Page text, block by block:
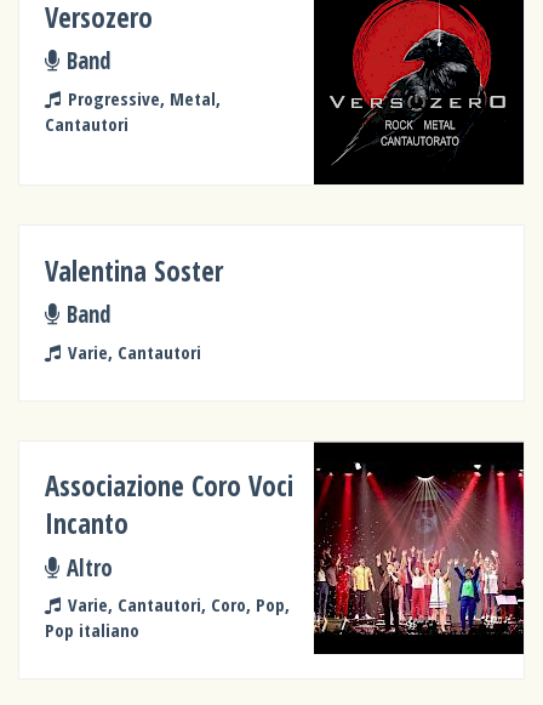
Versozero
Band
Progressive, Metal,
Cantautori
Valentina Soster
Band
Varie, Cantautori
Associazione Coro Voci
Incanto
Altro
Varie, Cantautori, Coro, Pop,
Pop italiano